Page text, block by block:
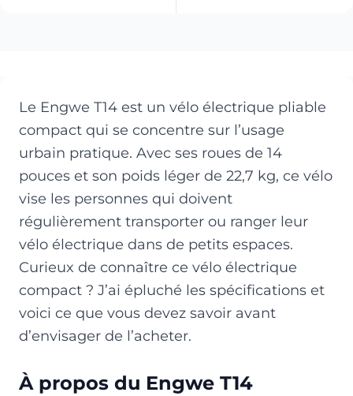
Le Engwe T14 est un vélo électrique pliable
compact qui se concentre sur l’usage
urbain pratique. Avec ses roues de 14
pouces et son poids léger de 22,7 kg, ce vélo
vise les personnes qui doivent
régulièrement transporter ou ranger leur
vélo électrique dans de petits espaces.
Curieux de connaître ce vélo électrique
compact ? J’ai épluché les spécifications et
voici ce que vous devez savoir avant
d’envisager de l’acheter.
À propos du Engwe T14